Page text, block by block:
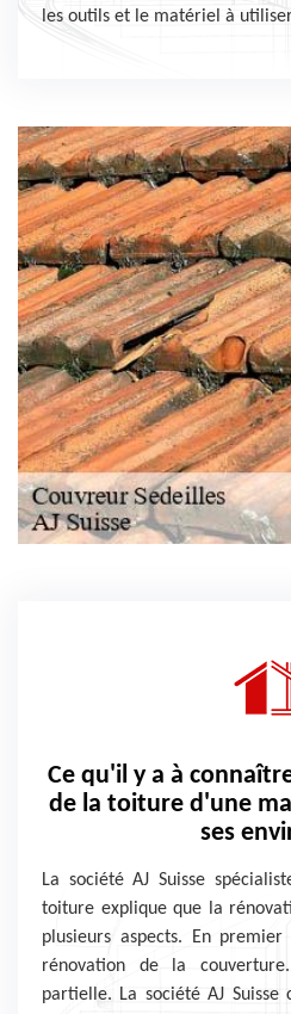
les outils et le matériel à
Ce qu'il y a à
de la toiture d'une
ses
La société AJ Suisse
toiture explique que la
plusieurs aspects. En
rénovation de la
partielle. La société AJ